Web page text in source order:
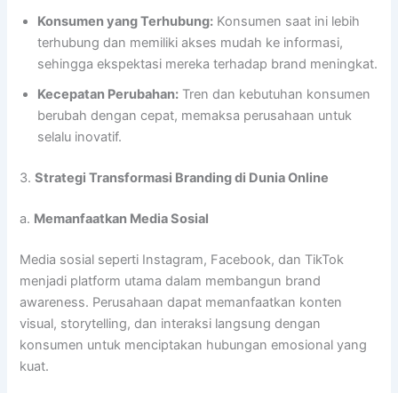
Konsumen yang Terhubung: Konsumen saat ini lebih
terhubung dan memiliki akses mudah ke informasi,
sehingga ekspektasi mereka terhadap brand meningkat.
Kecepatan Perubahan: Tren dan kebutuhan konsumen
berubah dengan cepat, memaksa perusahaan untuk
selalu inovatif.
3.Strategi Transformasi Branding di Dunia Online
a. Memanfaatkan Media Sosial
Media sosial seperti Instagram, Facebook, dan TikTok
menjadi platform utama dalam membangun brand
awareness. Perusahaan dapat memanfaatkan konten
visual, storytelling, dan interaksi langsung dengan
konsumen untuk menciptakan hubungan emosional yang
kuat.